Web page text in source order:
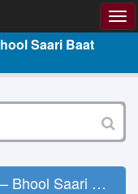
Saari Baat
Baat Letöltés